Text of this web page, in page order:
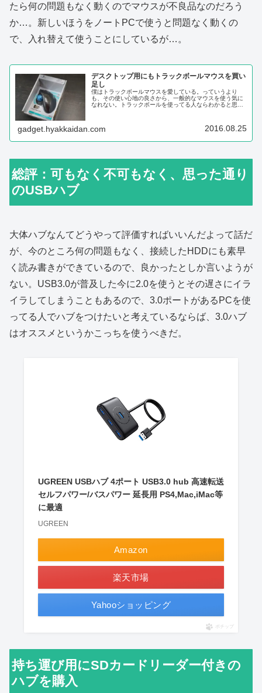
たら何の問題もなく動くのでマウスが不良品なのだろう
か…。新しいほうをノートPCで使うと問題なく動くの
で、入れ替えて使うことにしているが…。
デスクトップ用にもトラックボールマウスを買い
足し
僕はトラックボールマウスを愛している。っていうより
も、その使い心地の良さから、一般的なマウスを使う気に
なれない。トラックボールを使ってる人ならわかると思う
gadget.hyakkaidan.com 2016.08.25
総評：可もなく不可もなく、思った通り
のUSBハブ
大体ハブなんてどうやって評価すればいいんだよって話だ
が、今のところ何の問題もなく、接続したHDDにも素早
く読み書きができているので、良かったとしか言いようが
ない。USB3.0が普及した今に2.0を使うとその遅さにイラ
イラしてしまうこともあるので、3.0ポートがあるPCを使
ってる人でハブをつけたいと考えているならば、3.0ハブ
はオススメというかこっちを使うべきだ。
UGREEN USBハブ 4ポート USB3.0 hub 高速転送
セルフパワー/バスパワー 延長用 PS4,Mac,iMac等
に最適
UGREEN
Amazon
楽天市場
Yahooショッピング
ポチップ
持ち運び用にSDカードリーダー付きの
ハブを購入